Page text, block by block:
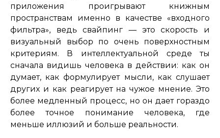
приложения проигрывают книжным
пространствам именно в качестве «входного
фильтра», ведь свайпинг — это скорость и
визуальный выбор по очень поверхностным
критериям. В интеллектуальной среде ты
сначала видишь человека в действии: как он
думает, как формулирует мысли, как слушает
других и как реагирует на чужое мнение. Это
более медленный процесс, но он дает гораздо
более точное понимание человека, где
меньше иллюзий и больше реальности.